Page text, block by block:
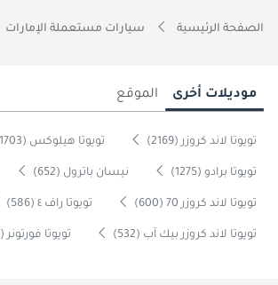
الصفحة الرئيسية سيارات مستعملة الإمارات
موديلات أخرى الموقع
تويوتا لاند كروزر (2169) تويوتا هيلوكس (1703)
تويوتا برادو (1275) نيسان باترول (652)
تويوتا لاند كروزر 70 (600) تويوتا راف ٤ (586)
تويوتا لاند كروزر بيك آب (532) تويوتا فورتونر (530)